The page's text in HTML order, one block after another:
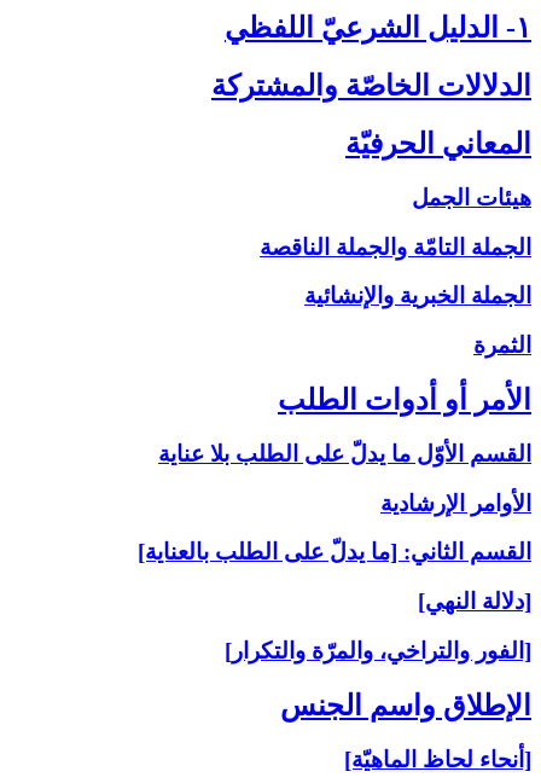
۱- الدليل الشرعيّ اللفظي‏
الدلالات الخاصّة والمشتركة
المعاني الحرفيّة
هيئات الجمل
الجملة التامّة والجملة الناقصة
الجملة الخبرية والإنشائية
الثمرة
الأمر أو أدوات الطلب‏
القسم الأوّل ما يدلّ على الطلب بلا عناية
الأوامر الإرشادية
القسم الثاني: [ما يدلّ على الطلب بالعناية]
[دلالة النهي]
[الفور والتراخي، والمرّة والتكرار]
الإطلاق واسم الجنس‏
[أنحاء لحاظ الماهيّة]